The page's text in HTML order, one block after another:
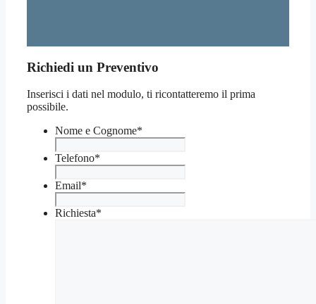
Richiedi un Preventivo
Inserisci i dati nel modulo, ti ricontatteremo il prima
possibile.
Nome e Cognome*
Telefono*
Email*
Richiesta*